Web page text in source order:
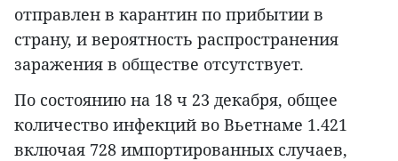
отправлен в карантин по прибытии в
страну, и вероятность распространения
заражения в обществе отсутствует.
По состоянию на 18 ч 23 декабря, общее
количество инфекций во Вьетнаме 1.421
включая 728 импортированных случаев,